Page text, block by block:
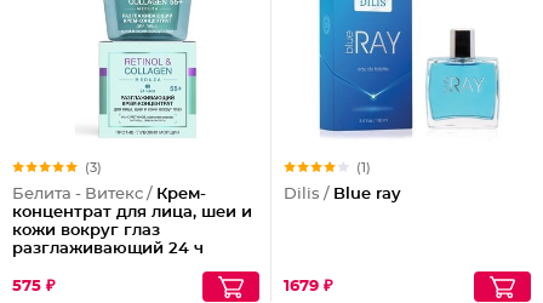
(3)
Белита - Витекс / Крем-
концентрат для лица, шеи и
кожи вокруг глаз
разглаживающий 24 ч
575 ₽
(1)
Dilis / Blue ray
1679 ₽